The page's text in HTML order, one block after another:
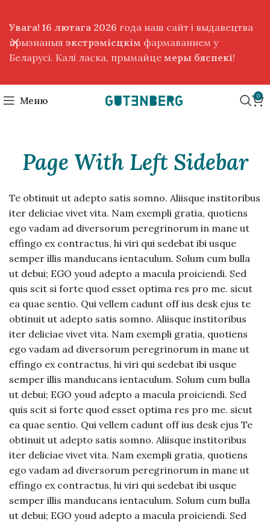
Меню 0
Page With Left Sidebar
Te obtinuit ut adepto satis somno. Aliisque institoribus
iter deliciae vivet vita. Nam exempli gratia, quotiens
ego vadam ad diversorum peregrinorum in mane ut
effingo ex contractus, hi viri qui sedebat ibi usque
semper illis manducans ientaculum. Solum cum bulla
ut debui; EGO youd adepto a macula proiciendi. Sed
quis scit si forte quod esset optima res pro me. sicut
ea quae sentio. Qui vellem cadunt off ius desk ejus te
obtinuit ut adepto satis somno. Aliisque institoribus
iter deliciae vivet vita. Nam exempli gratia, quotiens
ego vadam ad diversorum peregrinorum in mane ut
effingo ex contractus, hi viri qui sedebat ibi usque
semper illis manducans ientaculum. Solum cum bulla
ut debui; EGO youd adepto a macula proiciendi. Sed
quis scit si forte quod esset optima res pro me. sicut
ea quae sentio. Qui vellem cadunt off ius desk ejus Te
obtinuit ut adepto satis somno. Aliisque institoribus
iter deliciae vivet vita. Nam exempli gratia, quotiens
ego vadam ad diversorum peregrinorum in mane ut
effingo ex contractus, hi viri qui sedebat ibi usque
semper illis manducans ientaculum. Solum cum bulla
ut debui; EGO youd adepto a macula proiciendi. Sed
Увага! 16 лютага 2026 года наш сайт і выдавецтва
прызнаныя экстрэмісцкім фармаваннем у
Беларусі. Калі ласка, прымайце меры бяспекі!